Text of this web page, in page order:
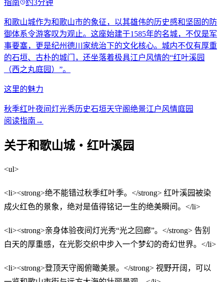
指南 约3分钟
和歌山城作为和歌山市的象征，以其雄伟的历史感和坚固的防
御体系令游客叹为观止。这座始建于1585年的名城，不仅是军
事要塞，更是纪州德川家统治下的文化核心。城内不仅有厚重
的石垣、古朴的城门，还坐落着极具江户风情的“红叶溪园
（西之丸庭园）”。
这里的魅力
秋季红叶夜间灯光秀历史石垣天守阁绝景江户风情庭园
阅读指南 →
关于和歌山城・红叶溪园
<ul>
<li><strong>绝不能错过秋季红叶季。</strong> 红叶溪园被染
成火红色的景象，绝对是值得铭记一生的绝美瞬间。</li>
<li><strong>亲身体验夜间灯光秀“光之回廊”。</strong> 告别
白天的厚重感，在光影交织中步入一个梦幻的奇幻世界。</li>
<li><strong>登顶天守阁俯瞰美景。</strong> 视野开阔，可以